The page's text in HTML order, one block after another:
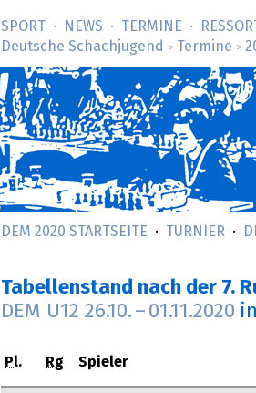
SPORT NEWS TERMINE
Deutsche Schachjugend
> Termine >
DEM 2020 STARTSEITE TURNIER
Tabellenstand nach der 7.
DEM U12 26.10. – 01.11.2020
Pl. Rg Spieler